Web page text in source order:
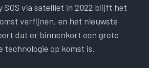
SOS via satelliet in 2022 blijft het
verfijnen, en het nieuwste
dat er binnenkort een grote
technologie op komst is.